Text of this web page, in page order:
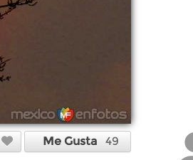
Me Gusta 49